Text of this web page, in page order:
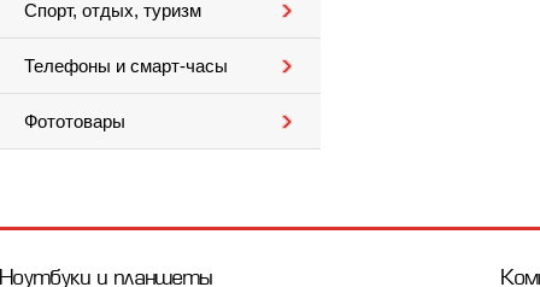
Спорт, отдых, туризм
Телефоны и смарт-часы
Фототовары
Ноутбуки и планшеты